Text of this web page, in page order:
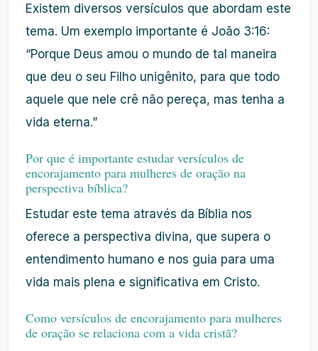
Existem diversos versículos que abordam este
tema. Um exemplo importante é João 3:16:
“Porque Deus amou o mundo de tal maneira
que deu o seu Filho unigênito, para que todo
aquele que nele crê não pereça, mas tenha a
vida eterna.”
Por que é importante estudar versículos de
encorajamento para mulheres de oração na
perspectiva bíblica?
Estudar este tema através da Bíblia nos
oferece a perspectiva divina, que supera o
entendimento humano e nos guia para uma
vida mais plena e significativa em Cristo.
Como versículos de encorajamento para mulheres
de oração se relaciona com a vida cristã?